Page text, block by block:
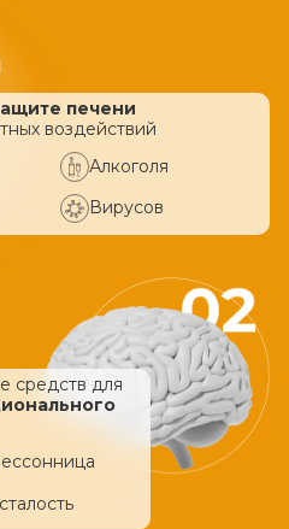
печени
воздействий
Алкоголя
Вирусов
средств для